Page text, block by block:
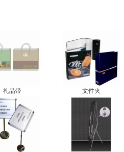
礼品带 文件夹